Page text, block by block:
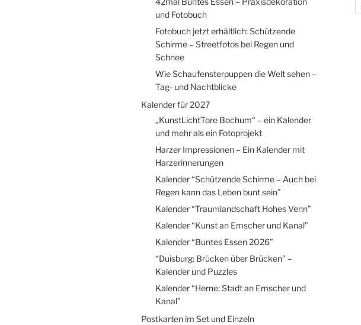
und Fotobuch
Fotobuch jetzt erhältlich: Schützende
Schirme – Streetfotos bei Regen und
Schnee
Wie Schaufensterpuppen die Welt sehen –
Tag- und Nachtblicke
Kalender für 2027
„KunstLichtTore Bochum“ – ein Kalender
und mehr als ein Fotoprojekt
Harzer Impressionen – Ein Kalender mit
Harzerinnerungen
Kalender “Schützende Schirme – Auch bei
Regen kann das Leben bunt sein”
Kalender “Traumlandschaft Hohes Venn”
Kalender “Kunst an Emscher und Kanal”
Kalender “Buntes Essen 2026”
“Duisburg: Brücken über Brücken” –
Kalender und Puzzles
Kalender “Herne: Stadt an Emscher und
Kanal”
Postkarten im Set und Einzeln